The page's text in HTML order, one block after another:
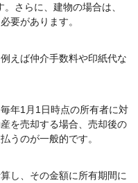
さらに、建物の場合は、
要があります。
えば仲介手数料や印紙代な
年1月1日時点の所有者に対
を売却する場合、売却後の
うのが一般的です。
し、その金額に所有期間に